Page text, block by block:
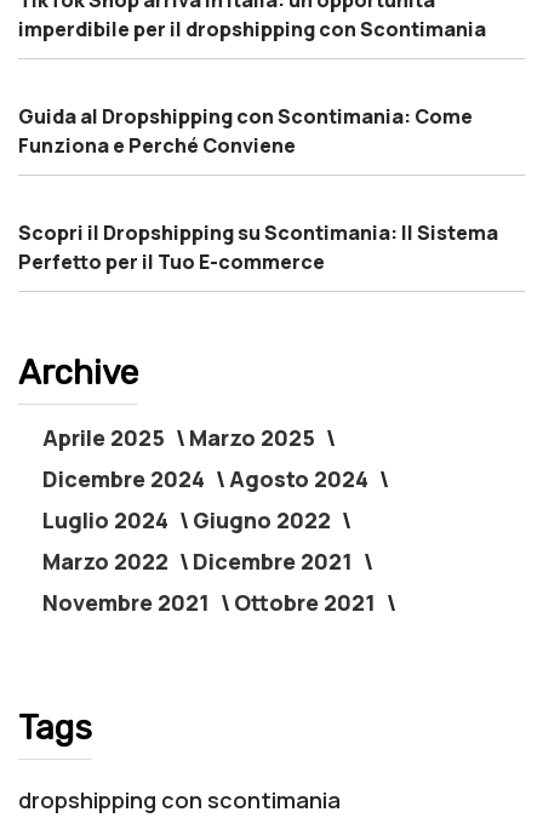
imperdibile per il dropshipping con Scontimania
Guida al Dropshipping con Scontimania: Come
Funziona e Perché Conviene
Scopri il Dropshipping su Scontimania: Il Sistema
Perfetto per il Tuo E-commerce
Archive
Aprile 2025
Marzo 2025
Dicembre 2024
Agosto 2024
Luglio 2024
Giugno 2022
Marzo 2022
Dicembre 2021
Novembre 2021
Ottobre 2021
Tags
dropshipping con scontimania